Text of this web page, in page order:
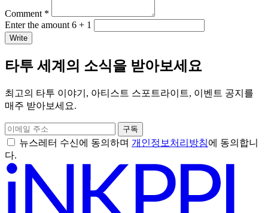
Comment *
Enter the amount 6 + 1
Write
타투 세계의 소식을 받아보세요
최고의 타투 이야기, 아티스트 스포트라이트, 이벤트 공지를
매주 받아보세요.
구독
뉴스레터 수신에 동의하며 개인정보처리방침에 동의합니
다.